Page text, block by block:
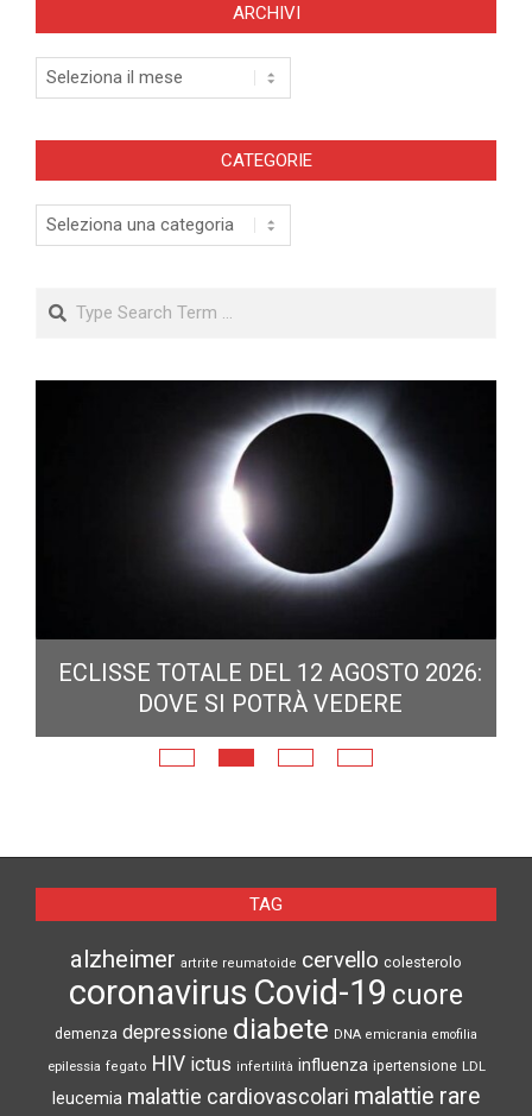
ARCHIVI
Archivi
CATEGORIE
Categorie
Search
ECLISSE TOTALE DEL 12 AGOSTO 2026:
DOVE SI POTRÀ VEDERE
TAG
alzheimer artrite reumatoide cervello colesterolo
coronavirus Covid-19 cuore
demenza depressione diabete DNA emicrania emofilia
epilessia fegato HIV ictus infertilità influenza ipertensione LDL
leucemia malattie cardiovascolari malattie rare